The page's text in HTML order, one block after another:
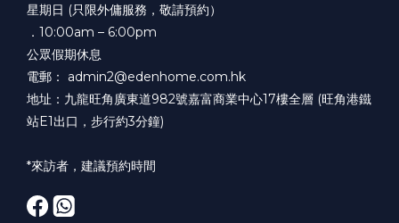
星期日 (只限外傭服務，敬請預約）
．10:00am – 6:00pm
公眾假期休息
電郵： admin2@edenhome.com.hk
地址：九龍旺角廣東道982號嘉富商業中心17樓全層 (旺角港鐵
站E1出口，步行約3分鐘)
*來訪者，建議預約時間